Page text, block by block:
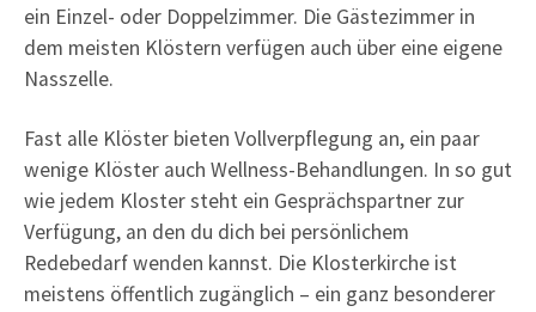
ein Einzel- oder Doppelzimmer. Die Gästezimmer in
dem meisten Klöstern verfügen auch über eine eigene
Nasszelle.
Fast alle Klöster bieten Vollverpflegung an, ein paar
wenige Klöster auch Wellness-Behandlungen. In so gut
wie jedem Kloster steht ein Gesprächspartner zur
Verfügung, an den du dich bei persönlichem
Redebedarf wenden kannst. Die Klosterkirche ist
meistens öffentlich zugänglich – ein ganz besonderer